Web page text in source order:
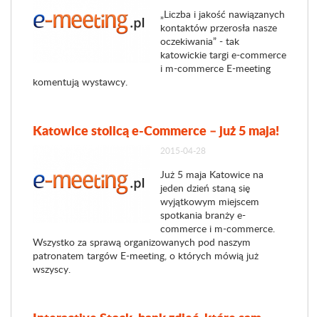
„Liczba i jakość nawiązanych
kontaktów przerosła nasze
oczekiwania” - tak
katowickie targi e-commerce
i m-commerce E-meeting
komentują wystawcy.
Katowice stolicą e-Commerce – już 5 maja!
2015-04-28
Już 5 maja Katowice na
jeden dzień staną się
wyjątkowym miejscem
spotkania branży e-
commerce i m-commerce.
Wszystko za sprawą organizowanych pod naszym
patronatem targów E-meeting, o których mówią już
wszyscy.